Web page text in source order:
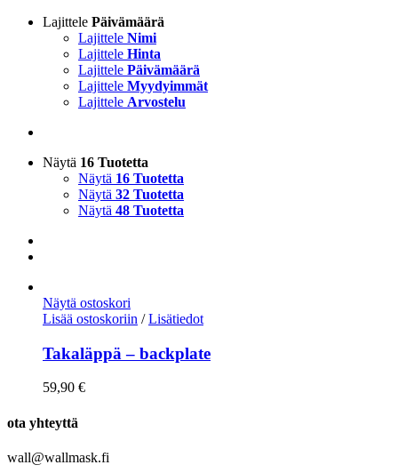
Lajittele Päivämäärä
Lajittele Nimi
Lajittele Hinta
Lajittele Päivämäärä
Lajittele Myydyimmät
Lajittele Arvostelu
Näytä 16 Tuotetta
Näytä 16 Tuotetta
Näytä 32 Tuotetta
Näytä 48 Tuotetta
Näytä ostoskori
Lisää ostoskoriin / Lisätiedot
Takaläppä – backplate
59,90 €
ota yhteyttä
wall@wallmask.fi